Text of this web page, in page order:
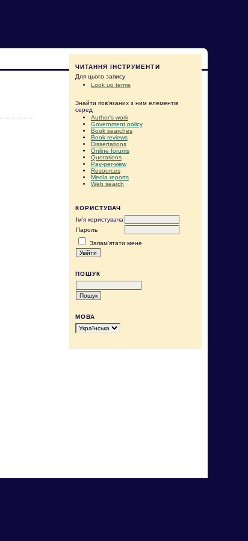
ЧИТАННЯ ІНСТРУМЕНТИ
Для цього запису
Look up terms
Знайти пов'язаних з ним елементів
серед
Author's work
Government policy
Book searches
Book reviews
Dissertations
Online forums
Quotations
Pay-per-view
Resources
Media reports
Web search
КОРИСТУВАЧ
Ім'я користувача
Пароль
Запам'ятати мене
ПОШУК
МОВА